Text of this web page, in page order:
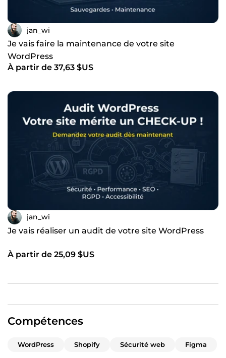
jan_wi
Je vais faire la maintenance de votre site
WordPress
À partir de 37,63 $US
jan_wi
Je vais réaliser un audit de votre site WordPress
À partir de 25,09 $US
Compétences
WordPress Shopify Sécurité web Figma